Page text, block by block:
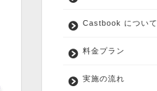
Castbook について
料金プラン
実施の流れ